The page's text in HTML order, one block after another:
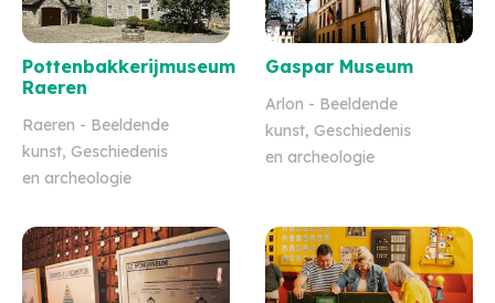
Pottenbakkerijmuseum
Raeren
Raeren - Beeldende
kunst, Geschiedenis
en archeologie
Gaspar Museum
Arlon - Beeldende
kunst, Geschiedenis
en archeologie